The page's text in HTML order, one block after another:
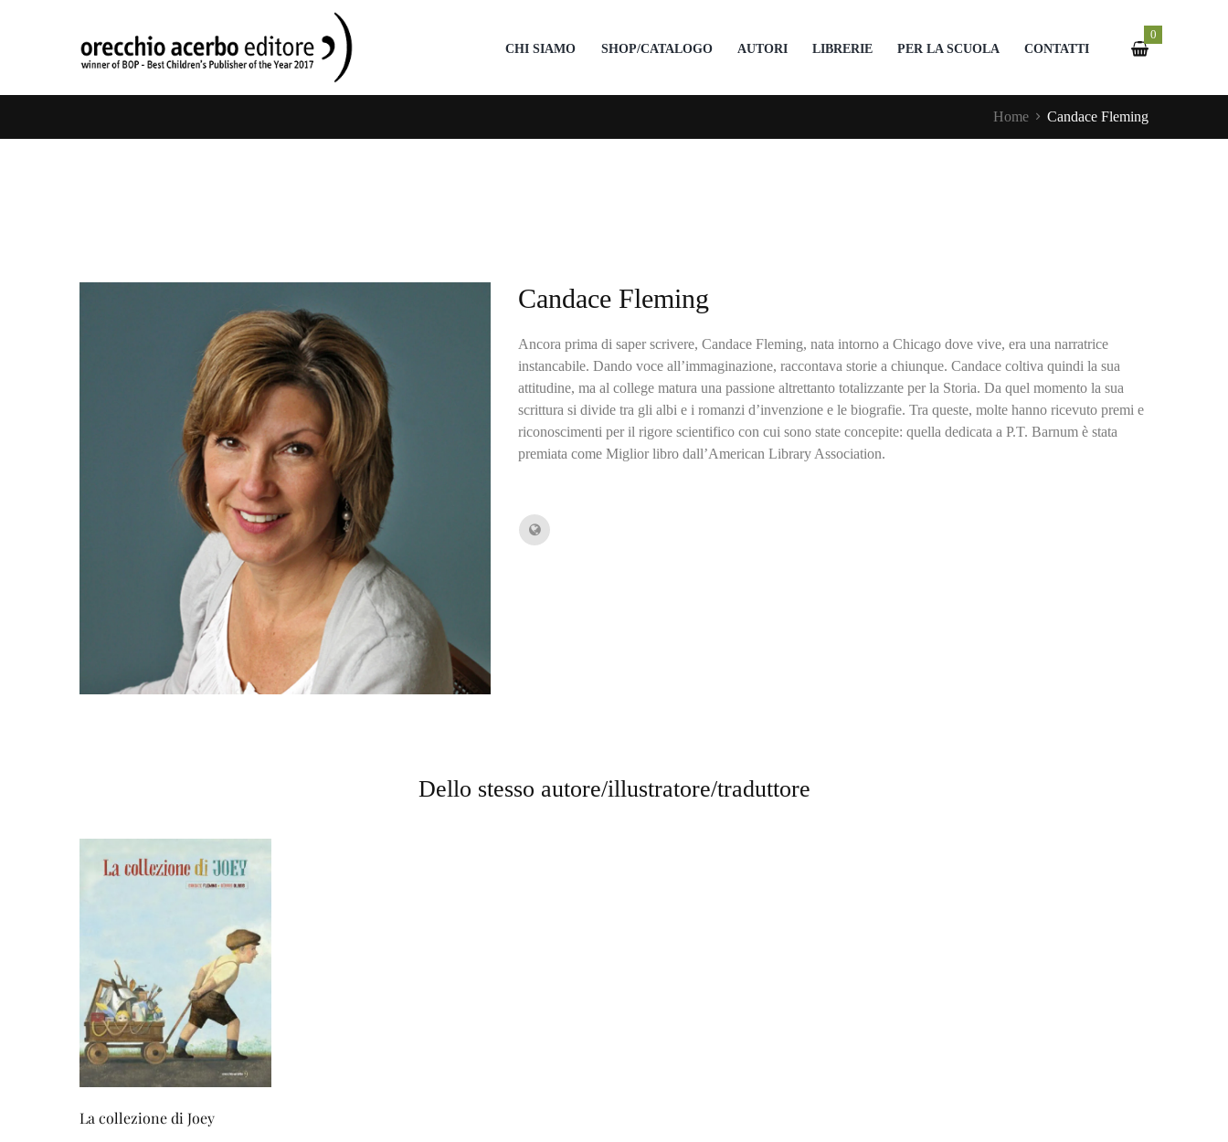
CHI SIAMO SHOP/CATALOGO AUTORI LIBRERIE PER LA SCUOLA CONTATTI
0
Home Candace Fleming
Candace Fleming
Ancora prima di saper scrivere, Candace Fleming, nata intorno a Chicago dove vive, era una narratrice
instancabile. Dando voce all’immaginazione, raccontava storie a chiunque. Candace coltiva quindi la sua
attitudine, ma al college matura una passione altrettanto totalizzante per la Storia. Da quel momento la sua
scrittura si divide tra gli albi e i romanzi d’invenzione e le biografie. Tra queste, molte hanno ricevuto premi e
riconoscimenti per il rigore scientifico con cui sono state concepite: quella dedicata a P.T. Barnum è stata
premiata come Miglior libro dall’American Library Association.
Dello stesso autore/illustratore/traduttore
La collezione di Joey